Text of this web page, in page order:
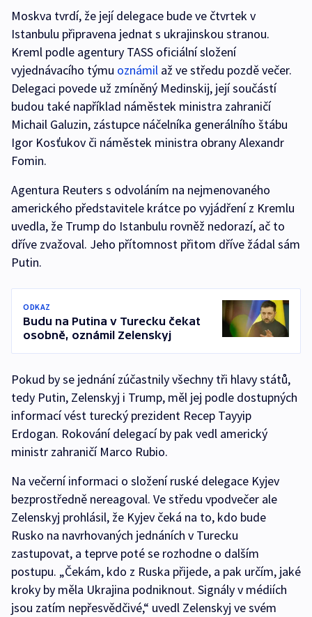
Moskva tvrdí, že její delegace bude ve čtvrtek v
Istanbulu připravena jednat s ukrajinskou stranou.
Kreml podle agentury TASS oficiální složení
vyjednávacího týmu oznámil až ve středu pozdě večer.
Delegaci povede už zmíněný Medinskij, její součástí
budou také například náměstek ministra zahraničí
Michail Galuzin, zástupce náčelníka generálního štábu
Igor Kosťukov či náměstek ministra obrany Alexandr
Fomin.
Agentura Reuters s odvoláním na nejmenovaného
amerického představitele krátce po vyjádření z Kremlu
uvedla, že Trump do Istanbulu rovněž nedorazí, ač to
dříve zvažoval. Jeho přítomnost přitom dříve žádal sám
Putin.
ODKAZ
Budu na Putina v Turecku čekat
osobně, oznámil Zelenskyj
Pokud by se jednání zúčastnily všechny tři hlavy států,
tedy Putin, Zelenskyj i Trump, měl jej podle dostupných
informací vést turecký prezident Recep Tayyip
Erdogan. Rokování delegací by pak vedl americký
ministr zahraničí Marco Rubio.
Na večerní informaci o složení ruské delegace Kyjev
bezprostředně nereagoval. Ve středu vpodvečer ale
Zelenskyj prohlásil, že Kyjev čeká na to, kdo bude
Rusko na navrhovaných jednáních v Turecku
zastupovat, a teprve poté se rozhodne o dalším
postupu. „Čekám, kdo z Ruska přijede, a pak určím, jaké
kroky by měla Ukrajina podniknout. Signály v médiích
jsou zatím nepřesvědčivé,“ uvedl Zelenskyj ve svém